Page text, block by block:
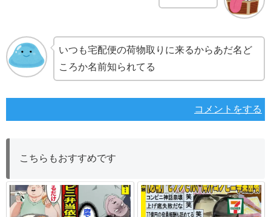
いつも宅配便の荷物取りに来るからあだ名ど
ころか名前知られてる
コメントをする
こちらもおすすめです